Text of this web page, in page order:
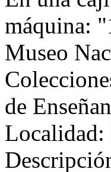
máquina:
Museo
de
Localidad: